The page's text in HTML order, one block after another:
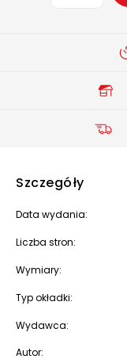
Szczegóły
Data wydania:
Liczba stron:
Wymiary:
Typ okładki:
Wydawca:
Autor: